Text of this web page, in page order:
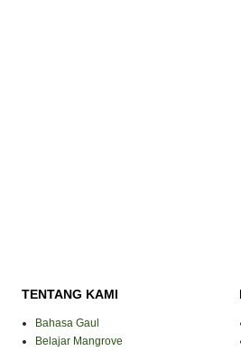
TENTANG KAMI
Bahasa Gaul
Belajar Mangrove